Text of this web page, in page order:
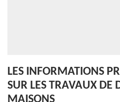
LES INFORMATIONS
SUR LES TRAVAUX DE
MAISONS